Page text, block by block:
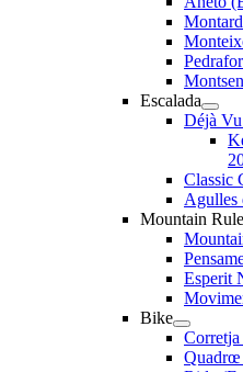
Escalada
Déjà
Classic
Agulles
Mountain
Esperit
Bike
Quadrœ